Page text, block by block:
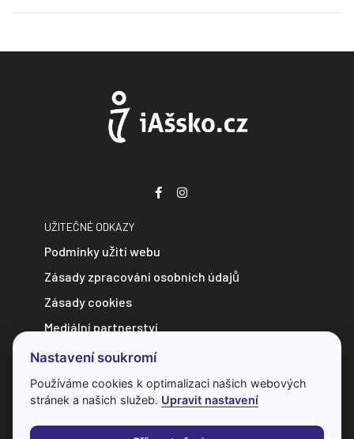
UŽITEČNÉ ODKAZY
Podmínky užití webu
Zásady zpracování osobních údajů
Zásady cookies
Mediální partnerství
Zpravodajství do e-mailu
Kontakt
předchozí dohody s provozovatelem ho nelze jakkoliv
Nastavení soukromí
Používáme cookies k optimalizaci našich webových
stránek a našich služeb. Upravit nastavení